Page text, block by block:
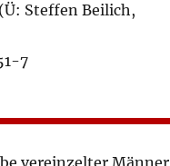
Steffen Beilich,
7